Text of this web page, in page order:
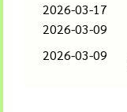
2026-03-17
2026-03-09
2026-03-09